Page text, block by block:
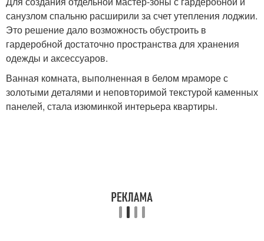
санузлом спальню расширили за счет утепления лоджии.
Это решение дало возможность обустроить в
гардеробной достаточно пространства для хранения
одежды и аксессуаров.
Ванная комната, выполненная в белом мраморе с
золотыми деталями и неповторимой текстурой каменных
панелей, стала изюминкой интерьера квартиры.